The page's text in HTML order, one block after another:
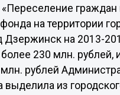
граждан
на территории
Дзержинск на 2013-
230 млн. рублей,
рублей
выделила из